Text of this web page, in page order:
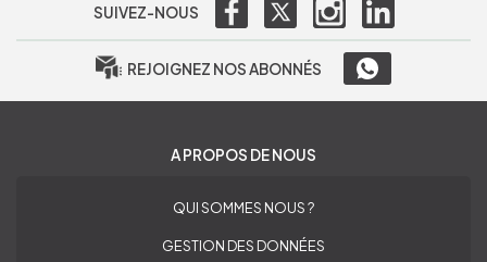
SUIVEZ-NOUS
REJOIGNEZ NOS ABONNÉS
A PROPOS DE NOUS
QUI SOMMES NOUS ?
GESTION DES DONNÉES